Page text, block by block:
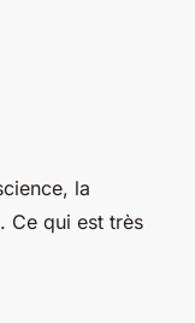
la
Ce qui est très